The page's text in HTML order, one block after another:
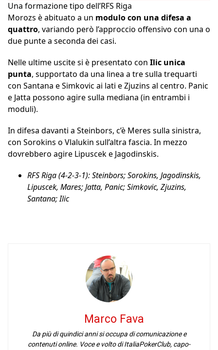
Una formazione tipo dell’RFS Riga
Morozs è abituato a un modulo con una difesa a
quattro, variando però l’approccio offensivo con una o
due punte a seconda dei casi.
Nelle ultime uscite si è presentato con Ilic unica
punta, supportato da una linea a tre sulla trequarti
con Santana e Simkovic ai lati e Zjuzins al centro. Panic
e Jatta possono agire sulla mediana (in entrambi i
moduli).
In difesa davanti a Steinbors, c’è Meres sulla sinistra,
con Sorokins o Vlalukin sull’altra fascia. In mezzo
dovrebbero agire Lipuscek e Jagodinskis.
RFS Riga (4-2-3-1): Steinbors; Sorokins, Jagodinskis,
Lipuscek, Mares; Jatta, Panic; Simkovic, Zjuzins,
Santana; Ilic
Marco Fava
Da più di quindici anni si occupa di comunicazione e
contenuti online. Voce e volto di ItaliaPokerClub, capo-